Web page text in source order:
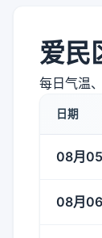
爱民
每日气温
日期
08月05
08月06